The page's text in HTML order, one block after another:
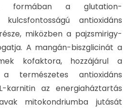
formában a glutation-
antioxidáns
miközben a pajzsmirigy-
A mangán-biszglicinát a
kofaktora, hozzájárul a
természetes antioxidáns
karnitin az energiaháztartás
mitokondriumba jutását